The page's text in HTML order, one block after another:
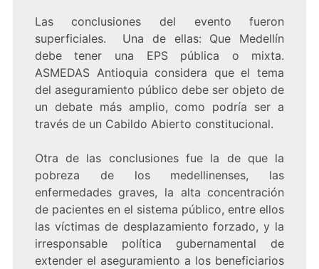
Las conclusiones del evento fueron
superficiales. Una de ellas: Que Medellín
debe tener una EPS pública o mixta.
ASMEDAS Antioquia considera que el tema
del aseguramiento público debe ser objeto de
un debate más amplio, como podría ser a
través de un Cabildo Abierto constitucional.
Otra de las conclusiones fue la de que la
pobreza de los medellinenses, las
enfermedades graves, la alta concentración
de pacientes en el sistema público, entre ellos
las víctimas de desplazamiento forzado, y la
irresponsable política gubernamental de
extender el aseguramiento a los beneficiarios